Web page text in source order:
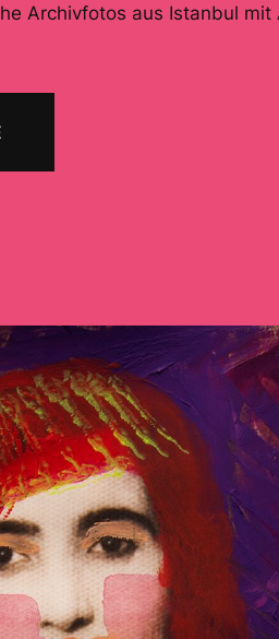
Archivfotos aus Istanbul mit